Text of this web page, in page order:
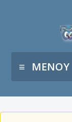
ΜΕΝΟΥ